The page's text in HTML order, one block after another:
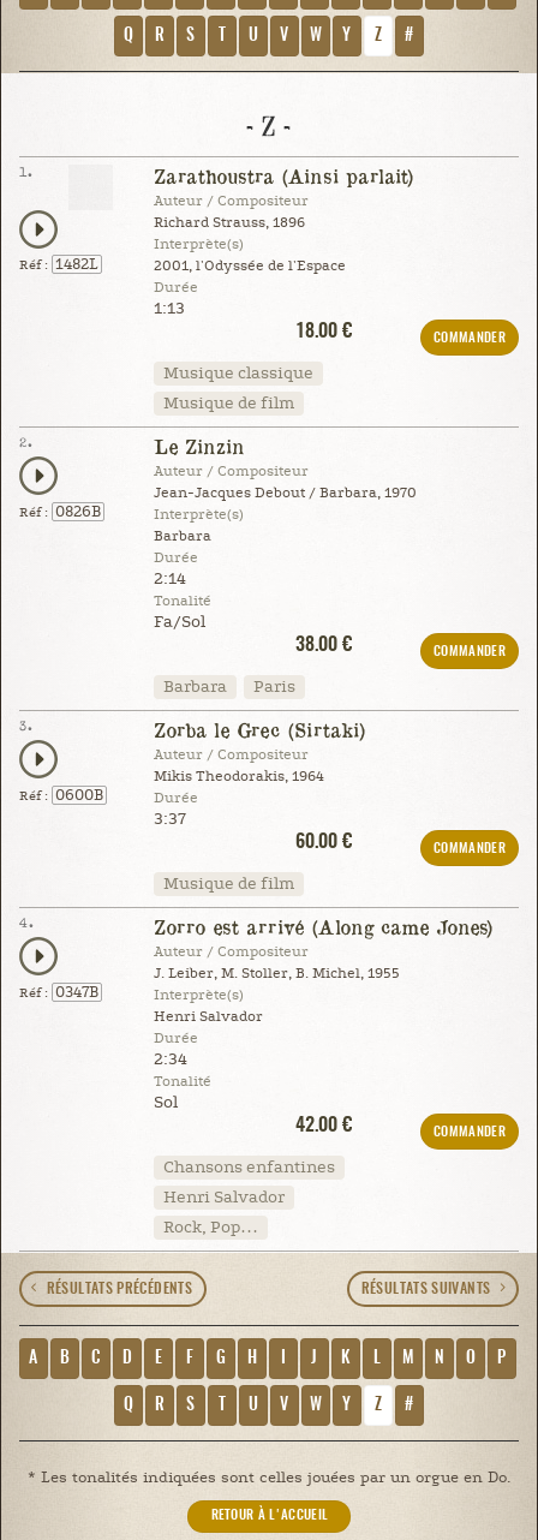
Q R S U V W Y Z #
- Z -
1.
Réf : 1482L
Zarathoustra (Ainsi parlait)
Auteur / Compositeur
Richard Strauss, 1896
Interprète(s)
2001, l'Odyssée de l'Espace
Durée
1:13
18.00 €
COMMANDER
Musique classique
Musique de film
2.
Réf : 0826B
Le Zinzin
Auteur / Compositeur
Jean-Jacques Debout / Barbara, 1970
Interprète(s)
Barbara
Durée
2:14
Tonalité
Fa/Sol
38.00 €
COMMANDER
Barbara Paris
3.
Réf : 0600B
Zorba le Grec (Sirtaki)
Auteur / Compositeur
Mikis Theodorakis, 1964
Durée
3:37
60.00 €
COMMANDER
Musique de film
4.
Réf : 0347B
Zorro est arrivé (Along came Jones)
Auteur / Compositeur
J. Leiber, M. Stoller, B. Michel, 1955
Interprète(s)
Henri Salvador
Durée
2:34
Tonalité
Sol
42.00 €
COMMANDER
Chansons enfantines
Henri Salvador
Rock, Pop…
RÉSULTATS PRÉCÉDENTS RÉSULTATS SUIVANTS
A B C D E F G H J K M N O P
Q R S U V W Y Z #
* Les tonalités indiquées sont celles jouées par un orgue en Do.
RETOUR À L'ACCUEIL